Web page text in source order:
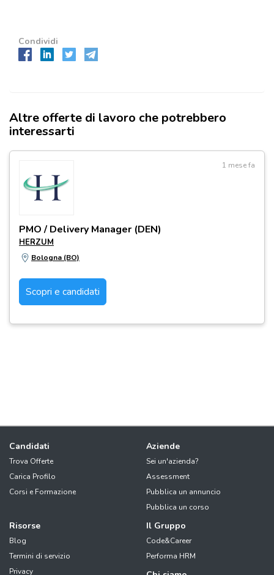
Condividi
Altre offerte di lavoro che potrebbero
interessarti
1 mese fa
PMO / Delivery Manager (DEN)
HERZUM
Bologna (BO)
Scopri e candidati
Candidati
Trova Offerte
Carica Profilo
Corsi e Formazione
Aziende
Sei un'azienda?
Assessment
Pubblica un annuncio
Pubblica un corso
Risorse
Blog
Termini di servizio
Privacy
Il Gruppo
Code&Career
Performa HRM